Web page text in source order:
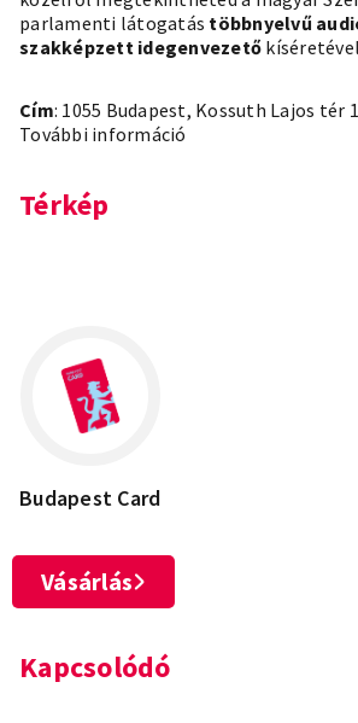
parlamenti látogatás többnyelvű
szakképzett idegenvezető
Cím: 1055 Budapest, Kossuth Lajos tér
További információ
Térkép
Budapest Card
Vásárlás
Kapcsolódó